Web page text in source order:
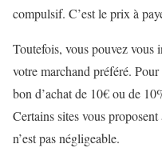
compulsif. C’est le prix à
Toutefois, vous pouvez vous
votre marchand préféré.
bon d’achat de 10€ ou de
Certains sites vous
n’est pas négligeable.